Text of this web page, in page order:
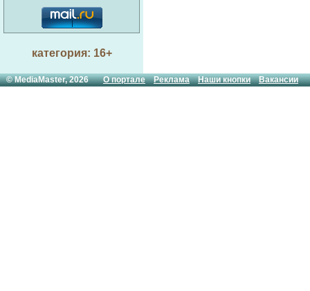
категория: 16+
© MediaMaster, 2026О портале Реклама Наши кнопки Вакансии